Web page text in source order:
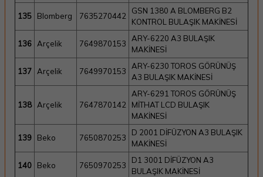
135 Blomberg 7635270442
GSN 1380 A BLOMBERG B2
KONTROL BULAŞIK MAKİNESİ
136 Arçelik 7649870153
ARY-6220 A3 BULAŞIK
MAKİNESİ
137 Arçelik 7649970153
ARY-6230 TOROS GÖRÜNÜŞ
A3 BULAŞIK MAKİNESİ
138 Arçelik 7647870142
ARY-6291 TOROS GÖRÜNÜŞ
MİTHAT LCD BULAŞIK
MAKİNESİ
139 Beko 7650870253
D 2001 DİFÜZYON A3 BULAŞIK
MAKİNESİ
140 Beko 7650970253
D1 3001 DİFÜZYON A3
BULAŞIK MAKİNESİ